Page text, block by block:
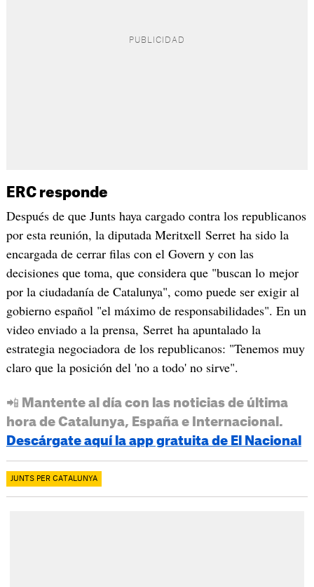
ERC responde
Después de que Junts haya cargado contra los republicanos
por esta reunión, la diputada Meritxell Serret ha sido la
encargada de cerrar filas con el Govern y con las
decisiones que toma, que considera que "buscan lo mejor
por la ciudadanía de Catalunya", como puede ser exigir al
gobierno español "el máximo de responsabilidades". En un
video enviado a la prensa, Serret ha apuntalado la
estrategia negociadora de los republicanos: "Tenemos muy
claro que la posición del 'no a todo' no sirve".
📲 Mantente al día con las noticias de última
hora de Catalunya, España e Internacional.
Descárgate aquí la app gratuita de El Nacional
JUNTS PER CATALUNYA